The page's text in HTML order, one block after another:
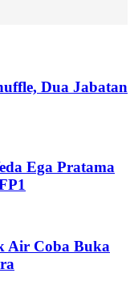
Dua Jabatan
Ega Pratama
Air Coba Buka